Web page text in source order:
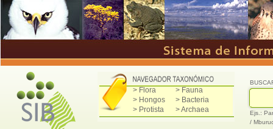
> Flora
> Fauna
> Hongos
> Bacteria
> Protista
> Archaea
Ejs.:
/